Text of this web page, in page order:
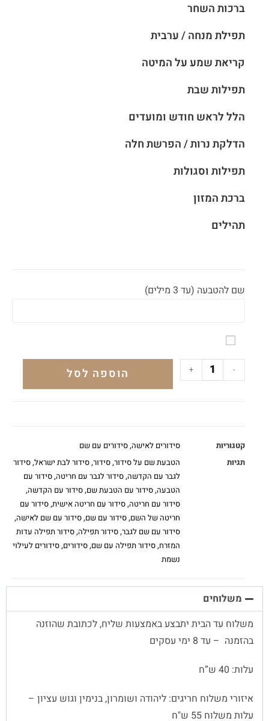
ברכות השחר
תפילת מנחה / ערבית
קריאת שמע על המיטה
תפילות שבת
הלל לראש חודש ומועדים
הדלקת נרות / הפרשת חלה
תפילות וסגולות
ברכת המזון
תהילים
שם להטבעה (עד 3 מילים)
-
+ הוספה לסל
קטגוריות סידורים לאישה,סידורים עם שם
תגיות
הטבעת שם על סידור,סידור,סידור לבת ישראל,סידור
לגבר עם הקדשה,סידור לגבר עם חריטה,סידור עם
הטבעה,סידור עם הטבעת שם,סידור עם הקדשה,
סידור עם חריטה,סידור עם חריטה אישית,סידור עם
חריטה של השם,סידור עם שם,סידור עם שם לאישה,
סידור עם שם לגבר,סידור תפילה,סידור תפילה עדות
המזרח,סידור תפילה עם שם,סידורים,סידורים לעילוי
נשמת
משלוחים
משלוח עד הבית יתבצע באמצעות שליח, לכתובת שהוזנה
בהזמנה – עד 8 ימי עסקים
עלות: 40 ש”ח
איזורי משלוח חריגים: ליהודה ושומרון, בנימין וגוש עציון –
עלות משלוח 55 ש"ח